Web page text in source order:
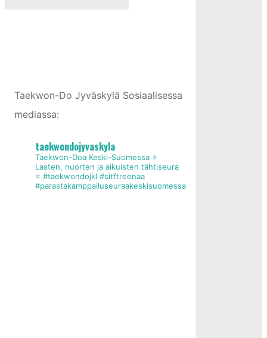
Taekwon-Do Jyväskylä Sosiaalisessa
mediassa:
taekwondojyvaskyla
Taekwon-Doa Keski-Suomessa ⭐
Lasten, nuorten ja aikuisten tähtiseura
⭐ #taekwondojkl #sitftreenaa
#parastakamppailuseuraakeskisuomessa